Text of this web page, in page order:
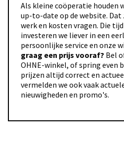
Als kleine coöperatie houden
up-to-date op de website. Dat
werk en kosten vragen. Die
investeren we liever in een
persoonlijke service en onze
graag een prijs vooraf? Bel
OHNE-winkel, of spring even
prijzen altijd correct en
vermelden we ook vaak
nieuwigheden en promo's.